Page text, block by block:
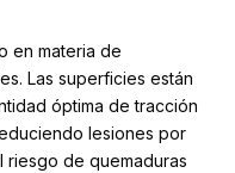
en materia de
Las superficies están
óptima de tracción
lesiones por
riesgo de quemaduras